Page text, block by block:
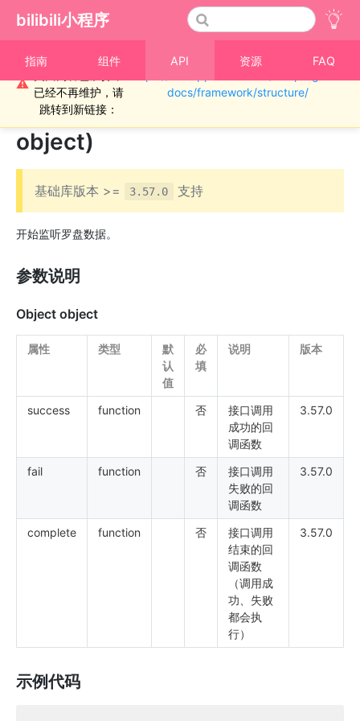
bilibili小程序
指南 组件 API 资源 FAQ
⚠
重要通知！！！本
已经不再维护，请
跳转到新链接：
docs/framework/structure/
› 罗盘
bl.startCompass(Object
object)
基础库版本 >= 3.57.0 支持
开始监听罗盘数据。
参数说明
Object object
属性 类型
默
认
值
必
填
说明 版本
success function 否
接口调用
成功的回
调函数
3.57.0
fail function 否
接口调用
失败的回
调函数
3.57.0
complete function 否
接口调用
结束的回
调函数
（调用成
功、失败
都会执
行）
3.57.0
示例代码